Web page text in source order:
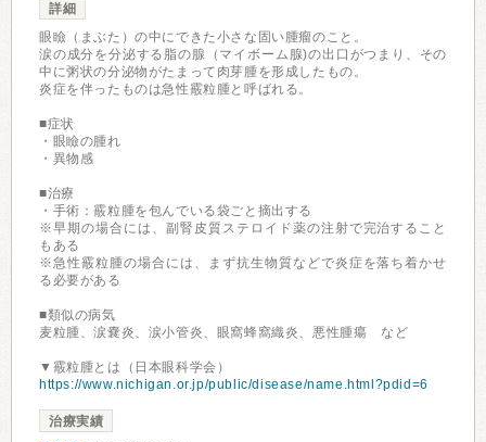
詳細
眼瞼（まぶた）の中にできた小さな固い腫瘤のこと。
涙の成分を分泌する脂の腺（マイボーム腺)の出口がつまり、その
中に粥状の分泌物がたまって肉芽腫を形成したもの。
炎症を伴ったものは急性霰粒腫と呼ばれる。
■症状
・眼瞼の腫れ
・異物感
■治療
・手術：霰粒腫を包んでいる袋ごと摘出する
※早期の場合には、副腎皮質ステロイド薬の注射で完治すること
もある
※急性霰粒腫の場合には、まず抗生物質などで炎症を落ち着かせ
る必要がある
■類似の病気
麦粒腫、涙嚢炎、涙小管炎、眼窩蜂窩織炎、悪性腫瘍 など
▼霰粒腫とは（日本眼科学会）
https://www.nichigan.or.jp/public/disease/name.html?pdid=6
治療実績